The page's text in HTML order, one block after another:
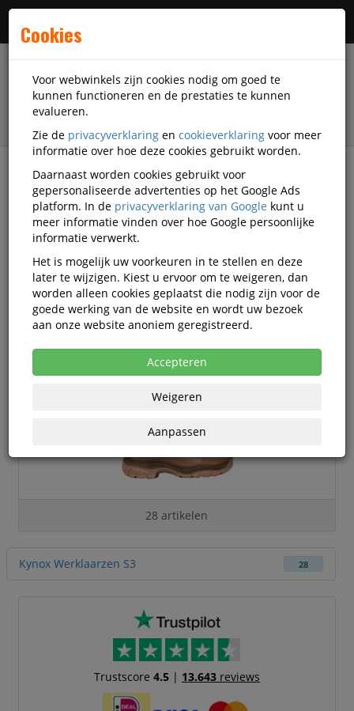
filter
Veiligheidsartikelen Kynox
Kynox veiligheidsartikelen
Kynox Werkschoenen
28 artikelen
Kynox Werklaarzen S3 28
Trustscore 4.5| 13.643reviews
Cookies
Voor webwinkels zijn cookies nodig om goed te
kunnen functioneren en de prestaties te kunnen
evalueren.
Zie de privacyverklaring en cookieverklaring voor meer
informatie over hoe deze cookies gebruikt worden.
Daarnaast worden cookies gebruikt voor
gepersonaliseerde advertenties op het Google Ads
platform. In de privacyverklaring van Google kunt u
meer informatie vinden over hoe Google persoonlijke
informatie verwerkt.
Het is mogelijk uw voorkeuren in te stellen en deze
later te wijzigen. Kiest u ervoor om te weigeren, dan
worden alleen cookies geplaatst die nodig zijn voor de
goede werking van de website en wordt uw bezoek
aan onze website anoniem geregistreerd.
Accepteren
Weigeren
Aanpassen